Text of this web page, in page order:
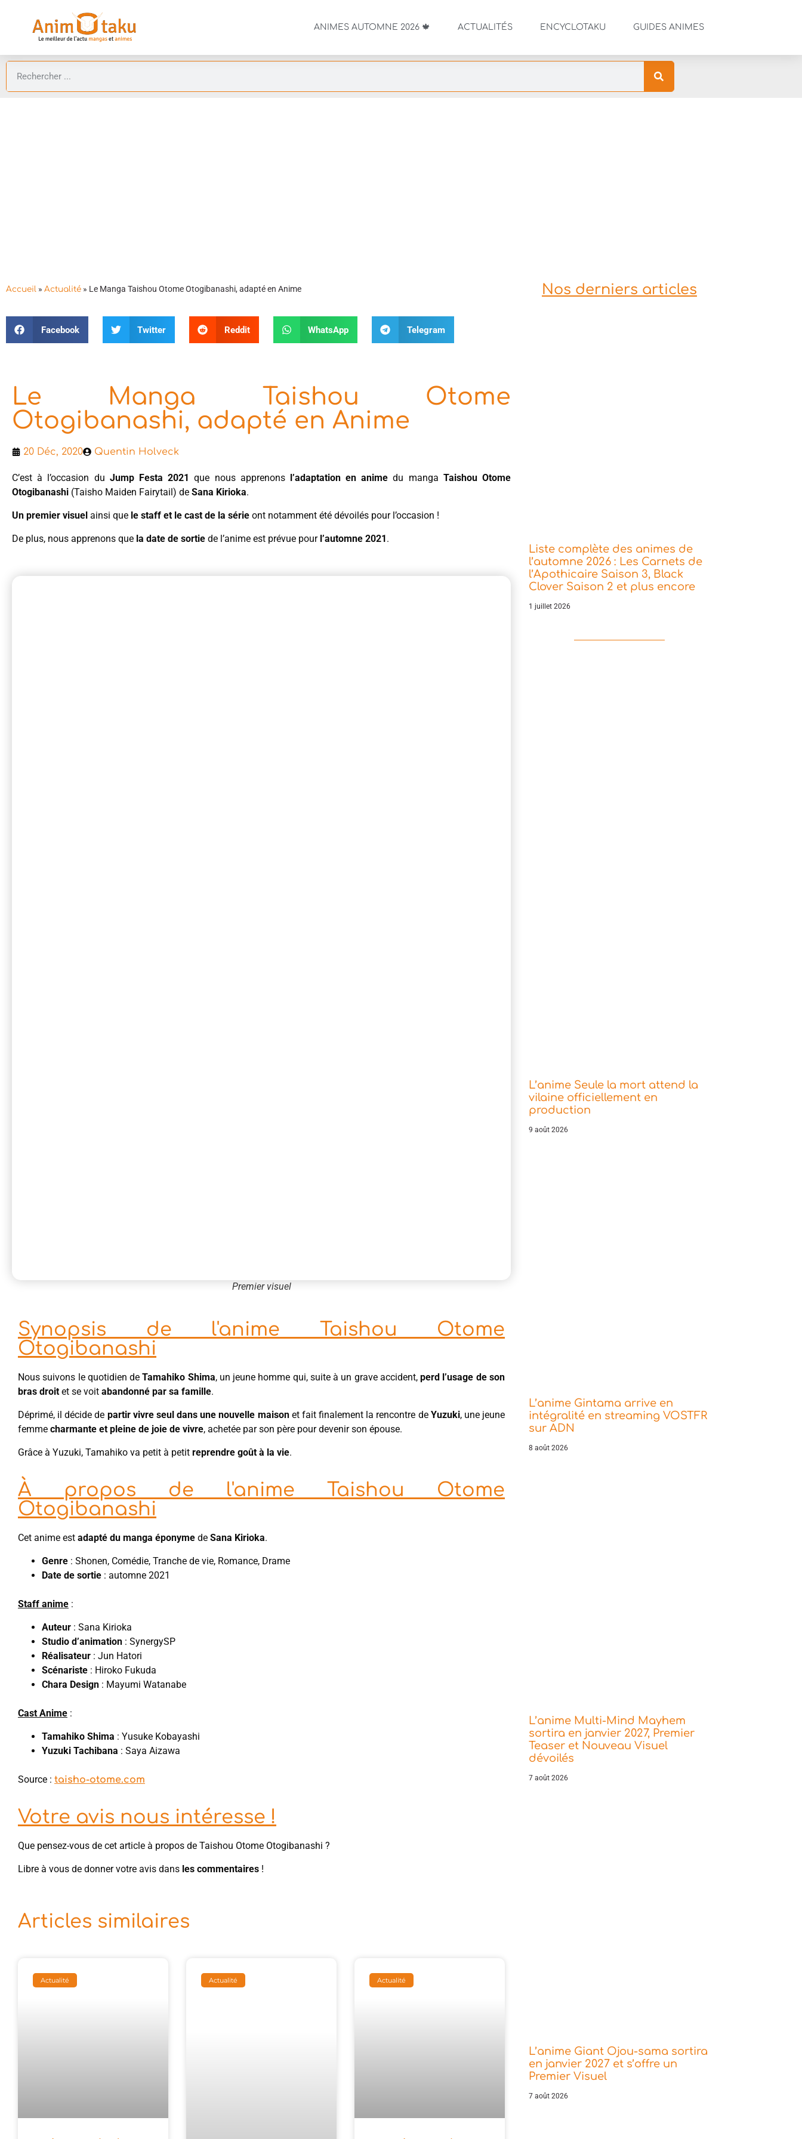
ANIMES AUTOMNE 2026 🍁 ACTUALITÉS ENCYCLOTAKU GUIDES ANIMES
Accueil » Actualité » Le Manga Taishou Otome Otogibanashi, adapté en Anime
Facebook Twitter Reddit WhatsApp Telegram
Le Manga Taishou Otome
Otogibanashi, adapté en Anime
20 Déc, 2020 Quentin Holveck
C’est à l’occasion du Jump Festa 2021 que nous apprenons l’adaptation en anime du manga Taishou Otome
Otogibanashi (Taisho Maiden Fairytail) de Sana Kirioka.
Un premier visuel ainsi que le staff et le cast de la série ont notamment été dévoilés pour l’occasion !
De plus, nous apprenons que la date de sortie de l’anime est prévue pour l’automne 2021.
Premier visuel
Synopsis de l'anime Taishou Otome
Otogibanashi
Nous suivons le quotidien deTamahiko Shima, un jeune homme qui, suite à un grave accident,perd l’usage de son
bras droit et se voit abandonné par sa famille.
Déprimé, il décide de partir vivre seul dans une nouvelle maisonet fait finalement la rencontre de Yuzuki, une jeune
femme charmante et pleine de joie de vivre, achetée par son père pour devenir son épouse.
Grâce à Yuzuki, Tamahiko va petit à petit reprendre goût à la vie.
À propos de l'anime Taishou Otome
Otogibanashi
Cet anime est adapté du manga éponyme de Sana Kirioka.
Genre : Shonen, Comédie, Tranche de vie, Romance, Drame
Date de sortie : automne 2021
Staff anime :
Auteur : Sana Kirioka
Studio d’animation : SynergySP
Réalisateur : Jun Hatori
Scénariste : Hiroko Fukuda
Chara Design : Mayumi Watanabe
Cast Anime :
Tamahiko Shima : Yusuke Kobayashi
Yuzuki Tachibana : Saya Aizawa
Source : taisho-otome.com
Votre avis nous intéresse !
Que pensez-vous de cet article à propos de Taishou Otome Otogibanashi ?
Libre à vous de donner votre avis dans les commentaires !
Articles similaires
Actualité Actualité Actualité
Nos derniers articles
Liste complète des animes de
l’automne 2026 : Les Carnets de
l’Apothicaire Saison 3, Black
Clover Saison 2 et plus encore
1 juillet 2026
L’anime Seule la mort attend la
vilaine officiellement en
production
9 août 2026
L’anime Gintama arrive en
intégralité en streaming VOSTFR
sur ADN
8 août 2026
L’anime Multi-Mind Mayhem
sortira en janvier 2027, Premier
Teaser et Nouveau Visuel
dévoilés
7 août 2026
L’anime Giant Ojou-sama sortira
en janvier 2027 et s’offre un
Premier Visuel
7 août 2026